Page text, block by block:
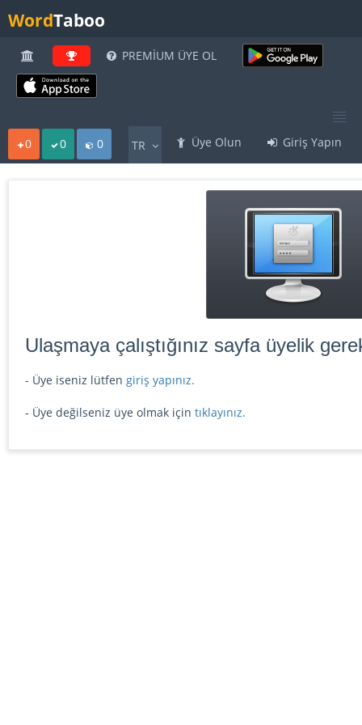
WordTaboo
PREMİUM ÜYE OL
Üye Olun Giriş Yapın
TR
0 0 0
Ulaşmaya çalıştığınız sayfa üyelik
- Üye iseniz lütfen giriş yapınız.
- Üye değilseniz üye olmak için tıklayınız.